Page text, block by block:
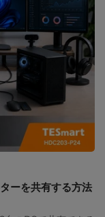
号を出力できるか
共有する際の本当
機器は、同じケーブ
る信号経路を使用
れるHDMI、
ーボード、マウス、
：HDMI音声、USB
トPCやUSB機器へ
更できるのは、基
ー2をそれぞれ切り
りません。 反対
ードとマウスを2台
操作する必要があ
のは「2台のモニタ
、USB周辺機器を
り替えることで
ーを共有する方法